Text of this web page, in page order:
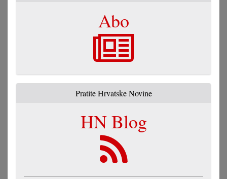
Abo
Pratite Hrvatske Novine
HN Blog